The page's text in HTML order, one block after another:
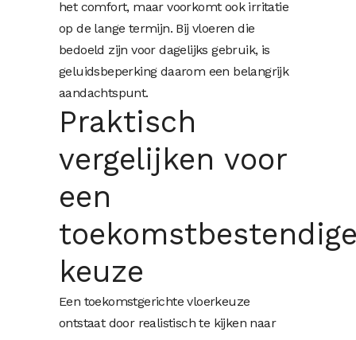
het comfort, maar voorkomt ook irritatie
op de lange termijn. Bij vloeren die
bedoeld zijn voor dagelijks gebruik, is
geluidsbeperking daarom een belangrijk
aandachtspunt.
Praktisch
vergelijken voor
een
keuze
Een toekomstgerichte vloerkeuze
ontstaat door realistisch te kijken naar